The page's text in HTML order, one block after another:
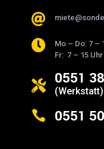


Mo – Do: 7 –
Fr: 7 – 15 Uhr
 0551
(Werkstatt)
 0551